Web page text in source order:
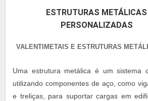
ESTRUTURAS METÁLICAS
PERSONALIZADAS
VALENTIMETAIS E ESTRUTURAS
Uma estrutura metálica é um sistema
utilizando componentes de aço, como
e treliças, para suportar cargas em